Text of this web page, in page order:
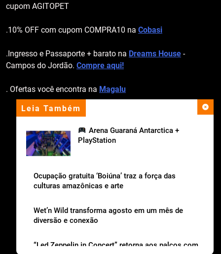
Leia Também
Arena Guaraná Antarctica +
PlayStation
Ocupação gratuita ‘Boiúna’ traz a força das
culturas amazônicas e arte
Wet’n Wild transforma agosto em um mês de
diversão e conexão
“Led Zeppelin in Concert” retorna aos palcos com
cupom AGITOPET
.10% OFF com cupom COMPRA10 na Cobasi
.Ingresso e Passaporte + barato na Dreams House -
Campos do Jordão. Compre aqui!
. Ofertas você encontra na Magalu
apoio institucional